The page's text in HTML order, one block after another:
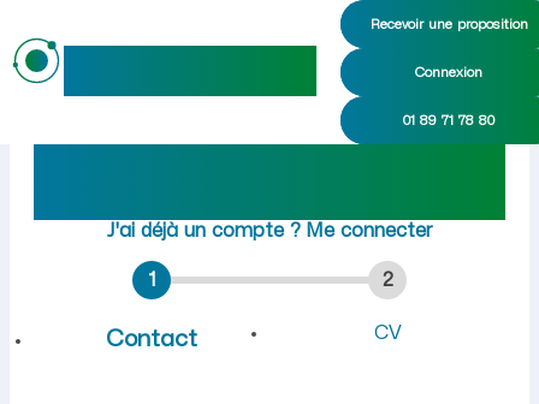
Recevoir une proposition
Connexion
01 89 71 78 80
Emploi à Chézy-sur-Marne
Rejoindre maideoà
J'ai déjà un compte ? Me connecter
1
Contact
2
CV